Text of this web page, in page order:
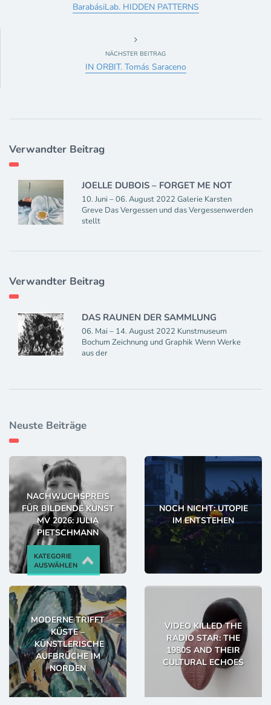
BarabásiLab. HIDDEN PATTERNS
NÄCHSTER BEITRAG
IN ORBIT. Tomás Saraceno
Verwandter Beitrag
JOELLE DUBOIS – FORGET ME NOT
10. Juni – 06. August 2022 Galerie Karsten
Greve Das Vergessen und das Vergessenwerden
stellt
Verwandter Beitrag
DAS RAUNEN DER SAMMLUNG
06. Mai – 14. August 2022 Kunstmuseum
Bochum Zeichnung und Graphik Wenn Werke
aus der
Neuste Beiträge
NACHWUCHSPREIS
FÜR BILDENDE KUNST
MV 2026: JULIA
PIETSCHMANN
NOCH NICHT: UTOPIE
IM ENTSTEHEN
MODERNE TRIFFT
KÜSTE –
KÜNSTLERISCHE
AUFBRÜCHE IM
NORDEN
VIDEO KILLED THE
RADIO STAR: THE
1980S AND THEIR
CULTURAL ECHOES
KATEGORIE
AUSWÄHLEN